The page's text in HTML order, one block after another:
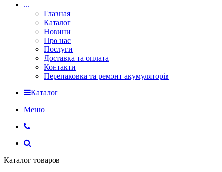
...
Главная
Каталог
Новини
Про нас
Послуги
Доставка та оплата
Контакти
Перепаковка та ремонт акумуляторів
Каталог
Меню
Каталог товаров